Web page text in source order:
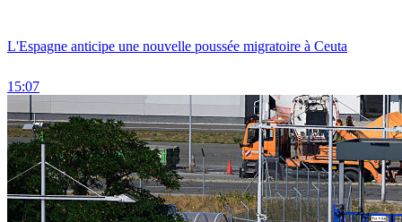
L'Espagne anticipe une nouvelle poussée migratoire à Ceuta
15:07